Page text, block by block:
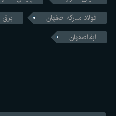
فولاد مبارکه اصفهان
برق
ابفااصفهان